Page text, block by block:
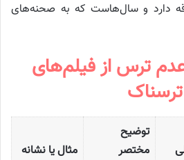
دارد و سال‌هاست که به صحنه‌های
ترس از فیلم‌های
ترسناک
توضیح
مختصر
مثال یا نشانه